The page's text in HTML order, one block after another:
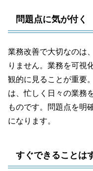
問題点に気が付く
業務改善で大切なのは
りません。業務を可視
観的に見ることが重要
は、忙しく日々の業務
ものです。問題点を明
になります。
すぐできることは